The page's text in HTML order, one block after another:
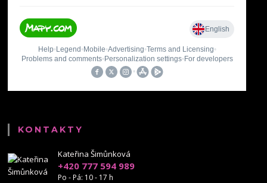
KONTAKTY
Kateřina Šimůnková
+420 777 594 989
Po - Pá: 10 - 17 h